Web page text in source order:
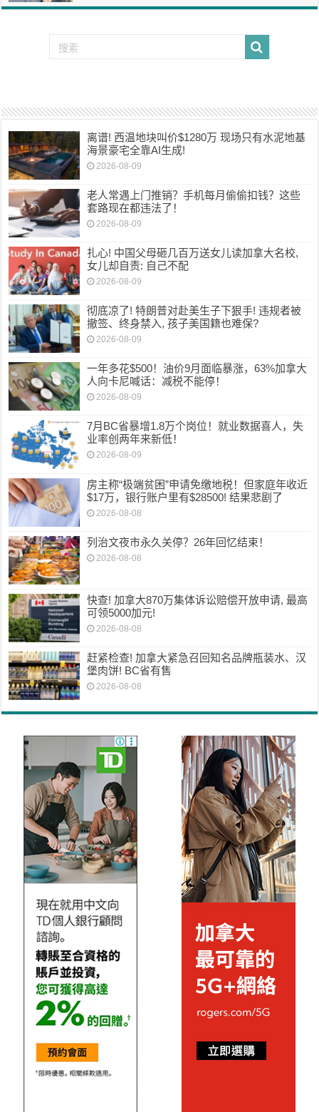
离谱! 西温地块叫价$1280万 现场只有水泥地基
海景豪宅全靠AI生成!
2026-08-09
老人常遇上门推销？手机每月偷偷扣钱？这些
套路现在都违法了！
2026-08-09
扎心! 中国父母砸几百万送女儿读加拿大名校,
女儿却自责: 自己不配
2026-08-09
彻底凉了! 特朗普对赴美生子下狠手! 违规者被
撤签、终身禁入, 孩子美国籍也难保?
2026-08-09
一年多花$500！油价9月面临暴涨，63%加拿大
人向卡尼喊话：减税不能停！
2026-08-09
7月BC省暴增1.8万个岗位！就业数据喜人，失
业率创两年来新低！
2026-08-09
房主称“极端贫困”申请免缴地税！但家庭年收近
$17万，银行账户里有$28500! 结果悲剧了
2026-08-08
列治文夜市永久关停？26年回忆结束！
2026-08-08
快查! 加拿大870万集体诉讼赔偿开放申请, 最高
可领5000加元!
2026-08-08
赶紧检查! 加拿大紧急召回知名品牌瓶装水、汉
堡肉饼! BC省有售
2026-08-08